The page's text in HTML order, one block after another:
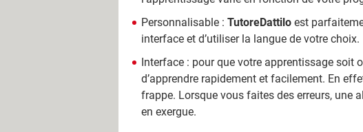
Personnalisable : TutoreDattilo est
interface et d’utiliser la langue de votre choix.
Interface : pour que votre apprentissage soit
d’apprendre rapidement et facilement. En
frappe. Lorsque vous faites des erreurs, une
en exergue.